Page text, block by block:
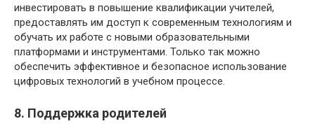
инвестировать в повышение квалификации учителей,
предоставлять им доступ к современным технологиям и
обучать их работе с новыми образовательными
платформами и инструментами. Только так можно
обеспечить эффективное и безопасное использование
цифровых технологий в учебном процессе.
8. Поддержка родителей